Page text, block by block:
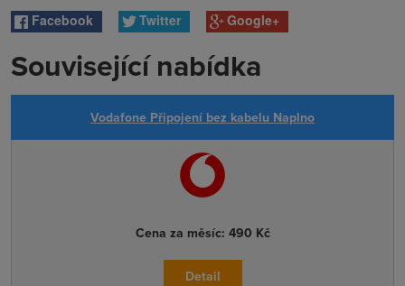
Facebook Twitter Google+
Související nabídka
Vodafone Připojení bez kabelu Naplno
Cena za měsíc: 490 Kč
Detail